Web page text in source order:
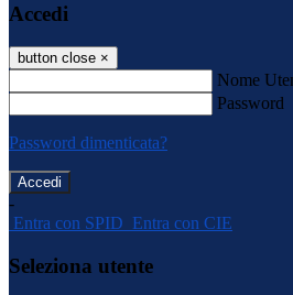
Accedi
button close ×
Nome
Password
Password dimenticata?
-
Entra con SPID Entra con CIE
Seleziona utente